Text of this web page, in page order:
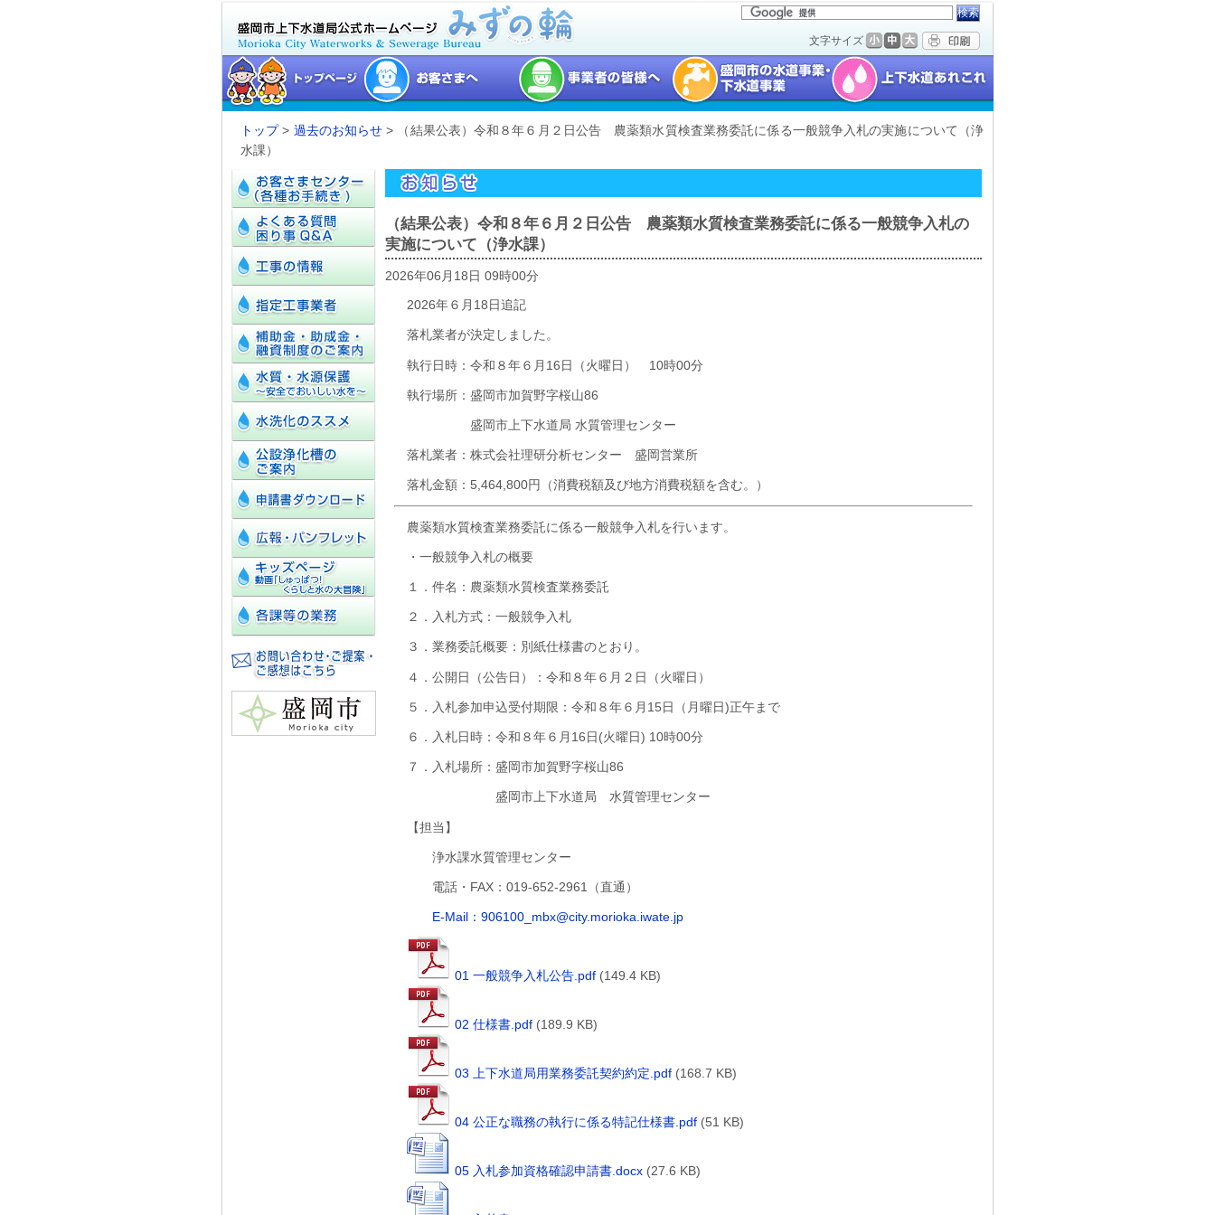
文字サイズ
トップ> 過去のお知らせ > （結果公表）令和８年６月２日公告 農薬類水質検査業務委託に係る一般競争入札の実施について（浄
水課）
（結果公表）令和８年６月２日公告 農薬類水質検査業務委託に係る一般競争入札の
実施について（浄水課）
2026年06月18日 09時00分
2026年６月18日追記
落札業者が決定しました。
執行日時：令和８年６月16日（火曜日） 10時00分
執行場所：盛岡市加賀野字桜山86
盛岡市上下水道局 水質管理センター
落札業者：株式会社理研分析センター 盛岡営業所
落札金額：5,464,800円（消費税額及び地方消費税額を含む。）
農薬類水質検査業務委託に係る一般競争入札を行います。
・一般競争入札の概要
１．件名：農薬類水質検査業務委託
２．入札方式：一般競争入札
３．業務委託概要：別紙仕様書のとおり。
４．公開日（公告日）：令和８年６月２日（火曜日）
５．入札参加申込受付期限：令和８年６月15日（月曜日)正午まで
６．入札日時：令和８年６月16日(火曜日) 10時00分
７．入札場所：盛岡市加賀野字桜山86
盛岡市上下水道局 水質管理センター
【担当】
浄水課水質管理センター
電話・FAX：019-652-2961（直通）
E-Mail：906100_mbx@city.morioka.iwate.jp
01 一般競争入札公告.pdf (149.4 KB)
02 仕様書.pdf (189.9 KB)
03 上下水道局用業務委託契約約定.pdf (168.7 KB)
04 公正な職務の執行に係る特記仕様書.pdf (51 KB)
05 入札参加資格確認申請書.docx (27.6 KB)